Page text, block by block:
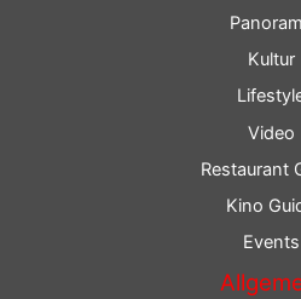
Kultur
Video
Restaurant
Kino
Events